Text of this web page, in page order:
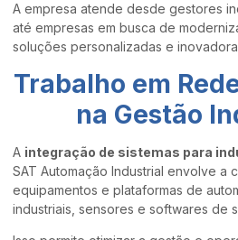
A empresa atende desde gestores
até empresas em busca de
soluções personalizadas e
Trabalho em
na Gestão
A integração de sistemas para
SAT Automação Industrial envolve a
equipamentos e plataformas de
industriais, sensores e softwares de